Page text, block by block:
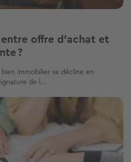
offre d’achat et
?
immobilier se décline en
de l...